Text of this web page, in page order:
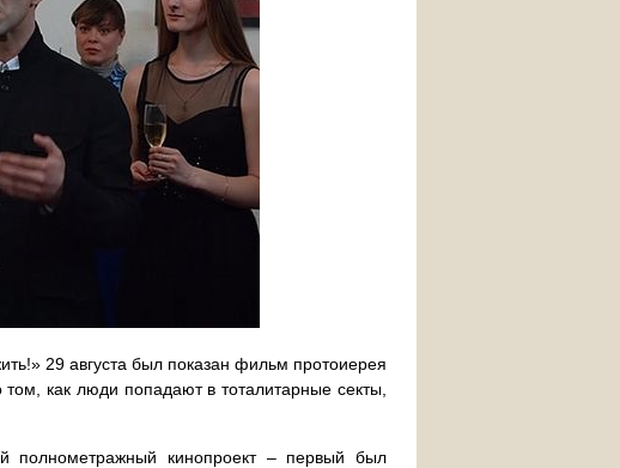
29 августа был показан фильм протоиерея
как люди попадают в тоталитарные секты,
полнометражный кинопроект – первый был